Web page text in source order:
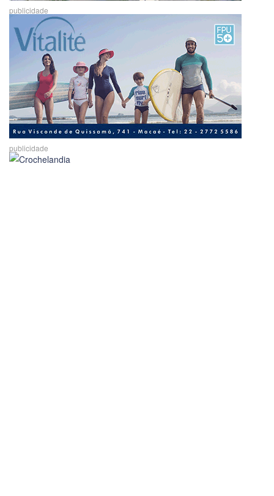
publicidade
publicidade